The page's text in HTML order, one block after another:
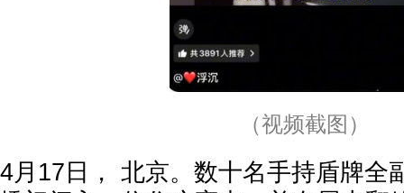
（视频截图）
4月17日， 北京。数十名手持盾牌全